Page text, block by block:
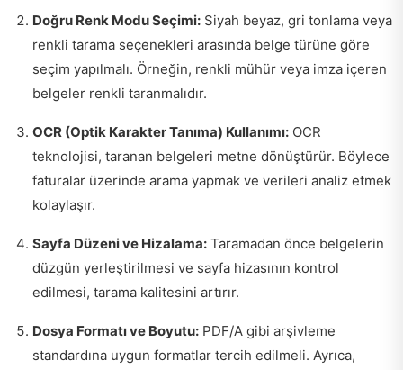
Doğru Renk Modu Seçimi: Siyah beyaz, gri tonlama veya
renkli tarama seçenekleri arasında belge türüne göre
seçim yapılmalı. Örneğin, renkli mühür veya imza içeren
belgeler renkli taranmalıdır.
OCR (Optik Karakter Tanıma) Kullanımı: OCR
teknolojisi, taranan belgeleri metne dönüştürür. Böylece
faturalar üzerinde arama yapmak ve verileri analiz etmek
kolaylaşır.
Sayfa Düzeni ve Hizalama: Taramadan önce belgelerin
düzgün yerleştirilmesi ve sayfa hizasının kontrol
edilmesi, tarama kalitesini artırır.
Dosya Formatı ve Boyutu: PDF/A gibi arşivleme
standardına uygun formatlar tercih edilmeli. Ayrıca,